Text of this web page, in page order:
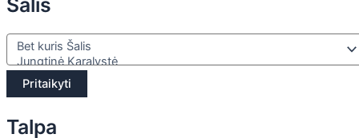
Pritaikyti
Talpa